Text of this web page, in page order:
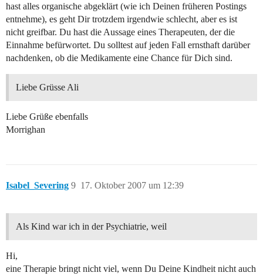
hast alles organische abgeklärt (wie ich Deinen früheren Postings
entnehme), es geht Dir trotzdem irgendwie schlecht, aber es ist
nicht greifbar. Du hast die Aussage eines Therapeuten, der die
Einnahme befürwortet. Du solltest auf jeden Fall ernsthaft darüber
nachdenken, ob die Medikamente eine Chance für Dich sind.
Liebe Grüsse Ali
Liebe Grüße ebenfalls
Morrighan
Isabel_Severing 17. Oktober 2007 um 12:39
9
Als Kind war ich in der Psychiatrie, weil
Hi,
eine Therapie bringt nicht viel, wenn Du Deine Kindheit nicht auch